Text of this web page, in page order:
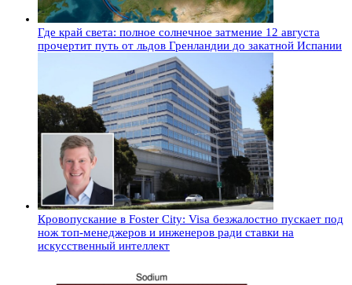
Где край света: полное солнечное затмение 12 августа
прочертит путь от льдов Гренландии до закатной Испании
Кровопускание в Foster City: Visa безжалостно пускает под
нож топ-менеджеров и инженеров ради ставки на
искусственный интеллект